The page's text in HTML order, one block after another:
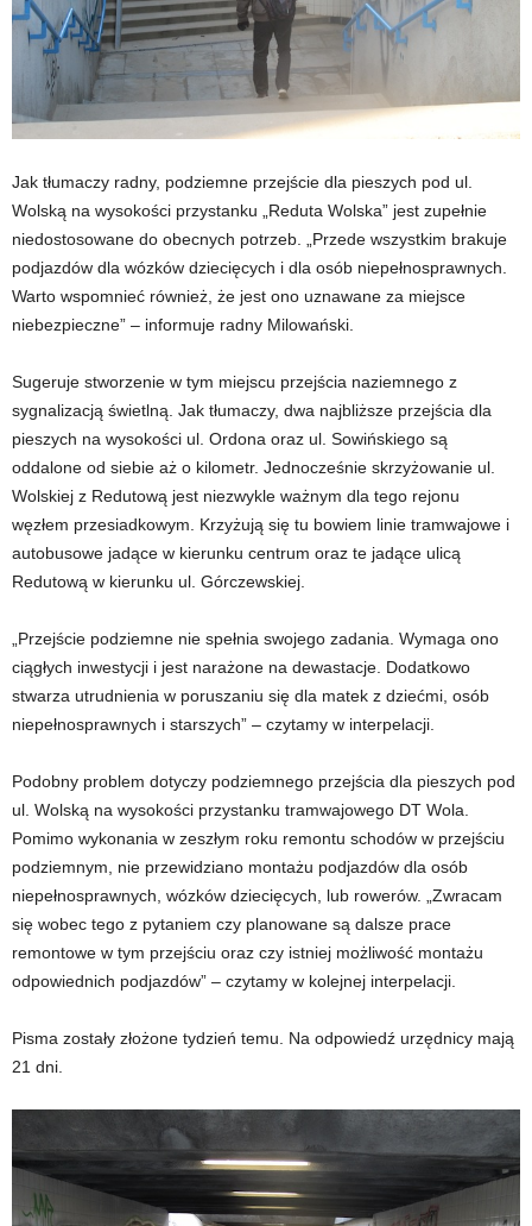
Jak tłumaczy radny, podziemne przejście dla pieszych pod ul.
Wolską na wysokości przystanku „Reduta Wolska” jest zupełnie
niedostosowane do obecnych potrzeb. „Przede wszystkim brakuje
podjazdów dla wózków dziecięcych i dla osób niepełnosprawnych.
Warto wspomnieć również, że jest ono uznawane za miejsce
niebezpieczne” – informuje radny Milowański.
Sugeruje stworzenie w tym miejscu przejścia naziemnego z
sygnalizacją świetlną. Jak tłumaczy, dwa najbliższe przejścia dla
pieszych na wysokości ul. Ordona oraz ul. Sowińskiego są
oddalone od siebie aż o kilometr. Jednocześnie skrzyżowanie ul.
Wolskiej z Redutową jest niezwykle ważnym dla tego rejonu
węzłem przesiadkowym. Krzyżują się tu bowiem linie tramwajowe i
autobusowe jadące w kierunku centrum oraz te jadące ulicą
Redutową w kierunku ul. Górczewskiej.
„Przejście podziemne nie spełnia swojego zadania. Wymaga ono
ciągłych inwestycji i jest narażone na dewastacje. Dodatkowo
stwarza utrudnienia w poruszaniu się dla matek z dziećmi, osób
niepełnosprawnych i starszych” – czytamy w interpelacji.
Podobny problem dotyczy podziemnego przejścia dla pieszych pod
ul. Wolską na wysokości przystanku tramwajowego DT Wola.
Pomimo wykonania w zeszłym roku remontu schodów w przejściu
podziemnym, nie przewidziano montażu podjazdów dla osób
niepełnosprawnych, wózków dziecięcych, lub rowerów. „Zwracam
się wobec tego z pytaniem czy planowane są dalsze prace
remontowe w tym przejściu oraz czy istniej możliwość montażu
odpowiednich podjazdów” – czytamy w kolejnej interpelacji.
Pisma zostały złożone tydzień temu. Na odpowiedź urzędnicy mają
21 dni.